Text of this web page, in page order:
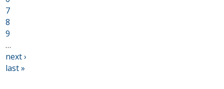
7
8
9
…
next ›
last »